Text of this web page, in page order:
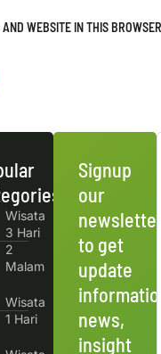
WEBSITE IN THIS
Wisata
3 Hari
2
Malam
Wisata
1 Hari
Signup
our
newsletter
to get
update
information,
news,
insight